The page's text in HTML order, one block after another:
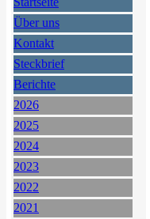
Über uns
Kontakt
Steckbrief
Berichte
2026
2025
2024
2023
2022
2021